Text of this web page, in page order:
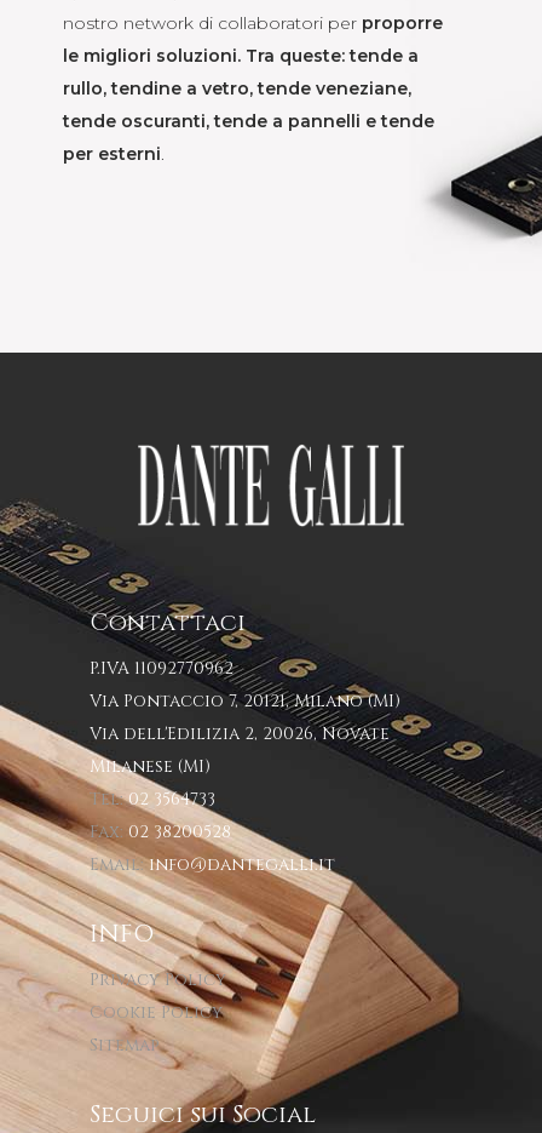
nostro network di collaboratori per proporre
le migliori soluzioni. Tra queste: tende a
rullo, tendine a vetro, tende veneziane,
tende oscuranti, tende a pannelli e tende
per esterni.
Contattaci
P.IVA 11092770962
Via Pontaccio 7, 20121, Milano (MI)
Via dell'Edilizia 2, 20026, Novate
Milanese (MI)
Tel:02 3564733
Fax: 02 38200528
Email:info@dantegalli.it
INFO
Privacy Policy
Cookie Policy
Sitemap
Seguici sui Social